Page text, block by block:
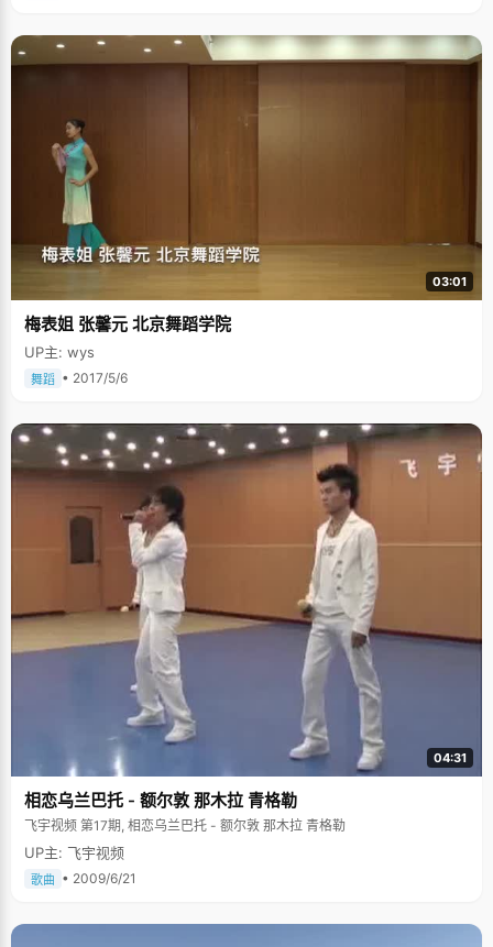
03:01
梅表姐 张馨元 北京舞蹈学院
UP主: wys
舞蹈 • 2017/5/6
04:31
相恋乌兰巴托 - 额尔敦 那木拉 青格勒
飞宇视频 第17期, 相恋乌兰巴托 - 额尔敦 那木拉 青格勒
UP主: 飞宇视频
歌曲 • 2009/6/21